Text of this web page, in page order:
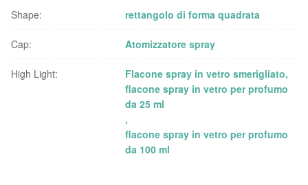
Shape: rettangolo di forma quadrata
Cap: Atomizzatore spray
High Light: Flacone spray in vetro smerigliato,
flacone spray in vetro per profumo
da 25 ml
,
flacone spray in vetro per profumo
da 100 ml